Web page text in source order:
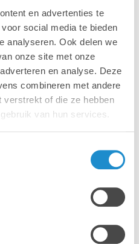
en advertenties te
social media te bieden
analyseren. Ook delen we
onze site met onze
en analyse. Deze
combineren met andere
verstrekt of die ze hebben
van hun services.
Wil je eens
met onze
in voor een van onze
of kom ons
op een vakbeurs bij